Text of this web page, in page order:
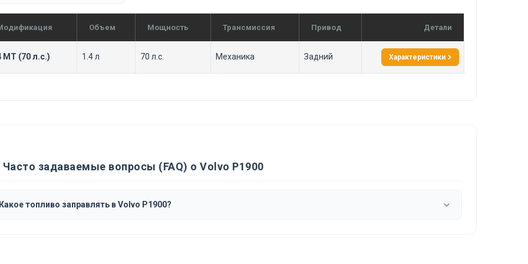
Объем Мощность Трансмиссия Привод Детали
MT (70 л.с.) 1.4 л 70 л.с. Механика Задний Характеристики
Часто задаваемые вопросы (FAQ) о Volvo P1900
Какое топливо заправлять в Volvo P1900?